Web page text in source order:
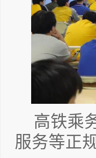
高铁乘
服务等正